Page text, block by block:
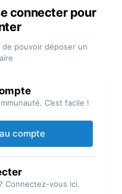
connecter pour
pouvoir déposer un
C’est facile !
compte
Connectez-vous ici.